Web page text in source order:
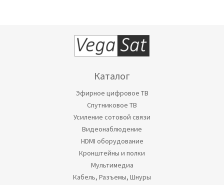
Каталог
Эфирное цифровое ТВ
Спутниковое ТВ
Усиление сотовой связи
Видеонаблюдение
HDMI оборудование
Кронштейны и полки
Мультимедиа
Кабель, Разъемы, Шнуры